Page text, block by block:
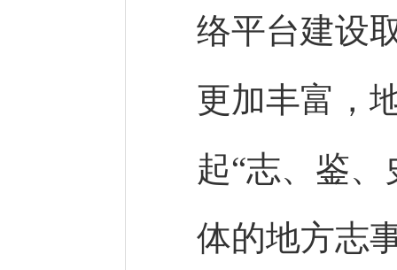
络平台建设
更加丰富，
起“志、鉴
体的地方志